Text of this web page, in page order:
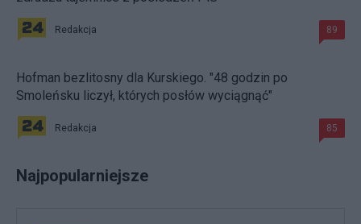
Redakcja 89
Hofman bezlitosny dla Kurskiego. "48 godzin po
Smoleńsku liczył, których posłów wyciągnąć"
Redakcja 85
Najpopularniejsze